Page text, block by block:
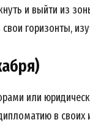
NOW и выйти из
горизонты,
или
в своих